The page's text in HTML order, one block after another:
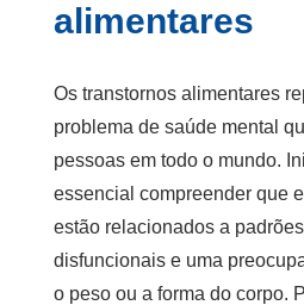
alimentares
Os transtornos alimentares
problema de saúde mental
pessoas em todo o mundo.
essencial compreender que
estão relacionados a
disfuncionais e uma
o peso ou a forma do corpo.